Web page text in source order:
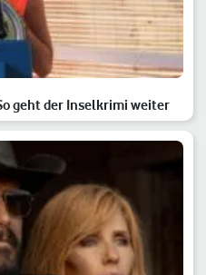
geht der Inselkrimi weiter